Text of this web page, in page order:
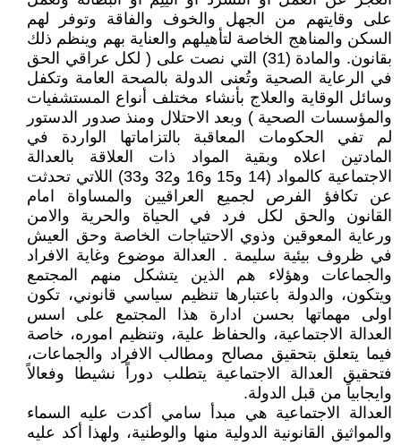
على وقايتهم من الجهل والخوف والفاقة وتوفر لهم
السكن والمناهج الخاصة لتأهيلهم والعناية بهم وينظم ذلك
بقانون. والمادة (31) التي نصت على ( لكل عراقي الحق
في الرعاية الصحية وتُعنى الدولة بالصحة العامة وتكفل
وسائل الوقاية والعلاج بأنشاء مختلف أنواع المستشفيات
والمؤسسات الصحية ) وبعد الاحتلال ومنذ صدور الدستور
لم تفي الحكومات المعاقبة بالتزاماتها الواردة في
المادتين اعلاه وبقية المواد ذات العلاقة بالعدالة
الاجتماعية كالمواد (14 و15 و16 و32 و33) اللاتي تحدثت
عن تكافؤ الفرص لجميع العراقيين والمساواة امام
القانون والحق لكل فرد في الحياة والحرية والامن
ورعاية المعوقين وذوي الاحتياجات الخاصة وحق العيش
في ظروف بيئية سليمة . العدالة موضوع وغاية الافراد
والجماعات وهؤلاء هم الذين يتشكل منهم المجتمع
ويتكون، والدولة باعتبارها تنظيم سياسي قانوني، تكون
اولى مهماتها بحسن ادارة هذا المجتمع على اسس
العدالة الاجتماعية، والحفاظ علية، وتنظيم اموره، خاصة
فيما يتعلق بتحقيق مصالح ومطالب الافراد والجماعات،
فتحقيق العدالة الاجتماعية يتطلب دوراً نشيطا وفعالاً
وايجابياً من قبل الدولة.
العدالة الاجتماعية هي مبدأ سامي أكدت عليه السماء
والمواثيق القانونية الدولية منها والوطنية، ولهذا أكد عليه